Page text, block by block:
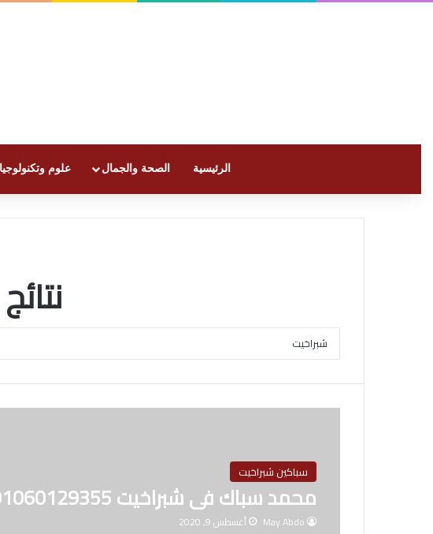
الرئيسية الصحة والجمال علوم وتكنولوجيا
سباكين شبراخيت
محمد سباك فى شبراخيت 01060129355
May Abdo أغسطس 9, 2020